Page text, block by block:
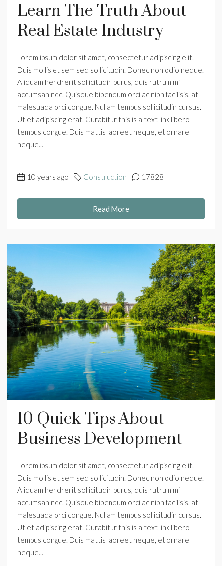
Learn The Truth About
Real Estate Industry
Lorem ipsum dolor sit amet, consectetur adipiscing elit.
Duis mollis et sem sed sollicitudin. Donec non odio neque.
Aliquam hendrerit sollicitudin purus, quis rutrum mi
accumsan nec. Quisque bibendum orci ac nibh facilisis, at
malesuada orci congue. Nullam tempus sollicitudin cursus.
Ut et adipiscing erat. Curabitur this is a text link libero
tempus congue. Duis mattis laoreet neque, et ornare
neque...
10 years ago Construction 17828
Read More
10 Quick Tips About
Business Development
Lorem ipsum dolor sit amet, consectetur adipiscing elit.
Duis mollis et sem sed sollicitudin. Donec non odio neque.
Aliquam hendrerit sollicitudin purus, quis rutrum mi
accumsan nec. Quisque bibendum orci ac nibh facilisis, at
malesuada orci congue. Nullam tempus sollicitudin cursus.
Ut et adipiscing erat. Curabitur this is a text link libero
tempus congue. Duis mattis laoreet neque, et ornare
neque...